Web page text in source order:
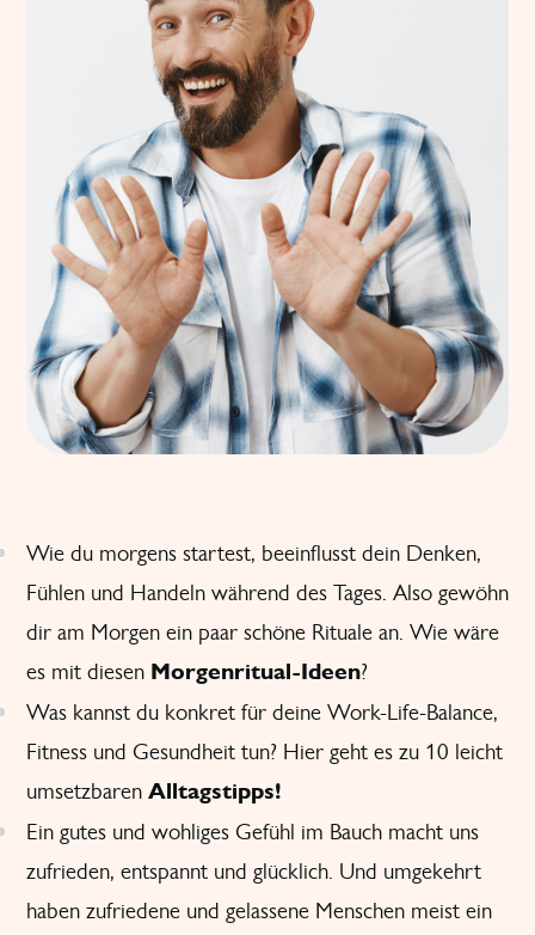
Wie du morgens startest, beeinflusst dein Denken,
Fühlen und Handeln während des Tages. Also gewöhn
dir am Morgen ein paar schöne Rituale an. Wie wäre
es mit diesen Morgenritual-Ideen?
Was kannst du konkret für deine Work-Life-Balance,
Fitness und Gesundheit tun? Hier geht es zu 10 leicht
umsetzbaren Alltagstipps!
Ein gutes und wohliges Gefühl im Bauch macht uns
zufrieden, entspannt und glücklich. Und umgekehrt
haben zufriedene und gelassene Menschen meist ein